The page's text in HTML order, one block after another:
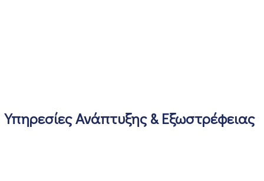
Υπηρεσίες Ανάπτυξης & Εξωστρέφειας